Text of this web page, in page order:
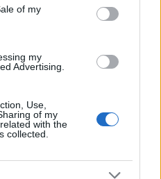
of my
my
Advertising.
Use,
of my
with the
collected.
τους Τέρι Ροζίερ
τις κατηγορίες για